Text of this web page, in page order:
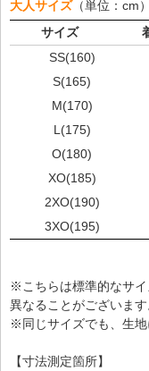
大人サイズ（単位：cm）
サイズ
SS(160)
S(165)
M(170)
L(175)
O(180)
XO(185)
2XO(190)
3XO(195)
※こちらは標準的なサ
異なることがございます
※同じサイズでも、生地
【寸法測定箇所】